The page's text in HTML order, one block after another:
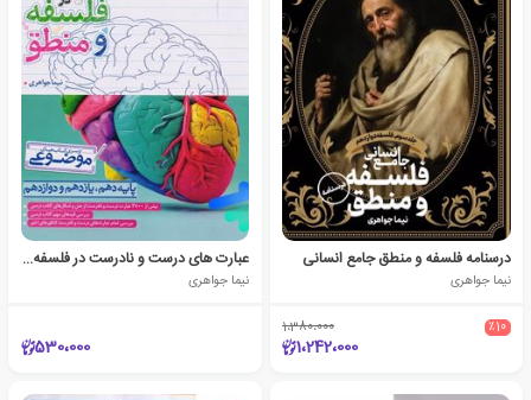
درسنامه فلسفه و منطق جامع انسانی
نیما جواهری
٪10 1،380،000
1،242،000
عبارت های درست و نادرست در فلسفه و منطق (موضوعی)
نیما جواهری
530،000